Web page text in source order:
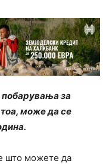
побарувања за
може да се
што можете да